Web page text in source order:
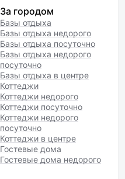
За городом
Базы отдыха
Базы отдыха недорого
Базы отдыха посуточно
Базы отдыха недорого
посуточно
Базы отдыха в центре
Коттеджи
Коттеджи недорого
Коттеджи посуточно
Коттеджи недорого
посуточно
Коттеджи в центре
Гостевые дома
Гостевые дома недорого